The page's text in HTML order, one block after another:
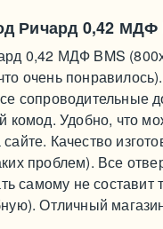
Ричард 0,42 МДФ
0,42 МДФ BMS
очень
сопроводительные
комод. Удобно, что
Качество
проблем). Все
самому не составит
Отличный